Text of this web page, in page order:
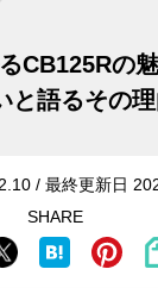
CB125Rの
と語るその
/ 最終更新日
SHARE